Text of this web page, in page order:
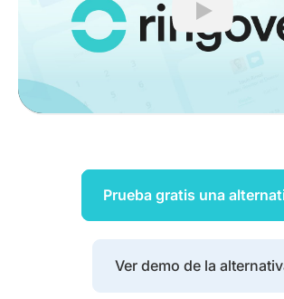
Play
Prueba gratis una
Ver demo de la